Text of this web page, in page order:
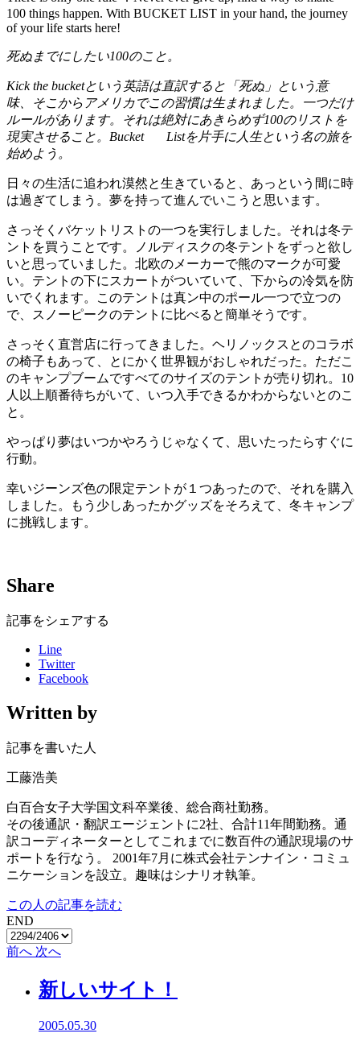
100 things happen. With BUCKET LIST in your hand, the journey
of your life starts here!
死ぬまでにしたい100のこと。
Kick the bucketという英語は直訳すると「死ぬ」という意
味、そこからアメリカでこの習慣は生まれました。
一つだけ
ルールがあります。それは絶対にあきらめず100のリストを
現実させること。Bucket Listを片手に人生という名の旅を
始めよう。
日々の生活に追われ漠然と生きていると、あっという間に時
は過ぎてしまう。夢を持って進んでいこうと思います。
さっそくバケットリストの一つを実行しました。それは冬テ
ントを買うことです。ノルディスクの冬テントをずっと欲し
いと思っていました。北欧のメーカーで熊のマークが可愛
い。テントの下にスカートがついていて、下からの冷気を防
いでくれます。このテントは真ン中のポール一つで立つの
で、スノーピークのテントに比べると簡単そうです。
さっそく直営店に行ってきました。ヘリノックスとのコラボ
の椅子もあって、とにかく世界観がおしゃれだった。ただこ
のキャンプブームですべてのサイズのテントが売り切れ。10
人以上順番待ちがいて、いつ入手できるかわからないとのこ
と。
やっぱり夢はいつかやろうじゃなくて、思いたったらすぐに
行動。
幸いジーンズ色の限定テントが１つあったので、それを購入
しました。もう少しあったかグッズをそろえて、冬キャンプ
に挑戦します。
Share
記事をシェアする
Line
Twitter
Facebook
Written by
記事を書いた人
工藤浩美
白百合女子大学国文科卒業後、総合商社勤務。
その後通訳・翻訳エージェントに2社、合計11年間勤務。通
訳コーディネーターとしてこれまでに数百件の通訳現場のサ
ポートを行なう。 2001年7月に株式会社テンナイン・コミュ
ニケーションを設立。趣味はシナリオ執筆。
この人の記事を読む
END
前へ 次へ
新しいサイト！
2005.05.30